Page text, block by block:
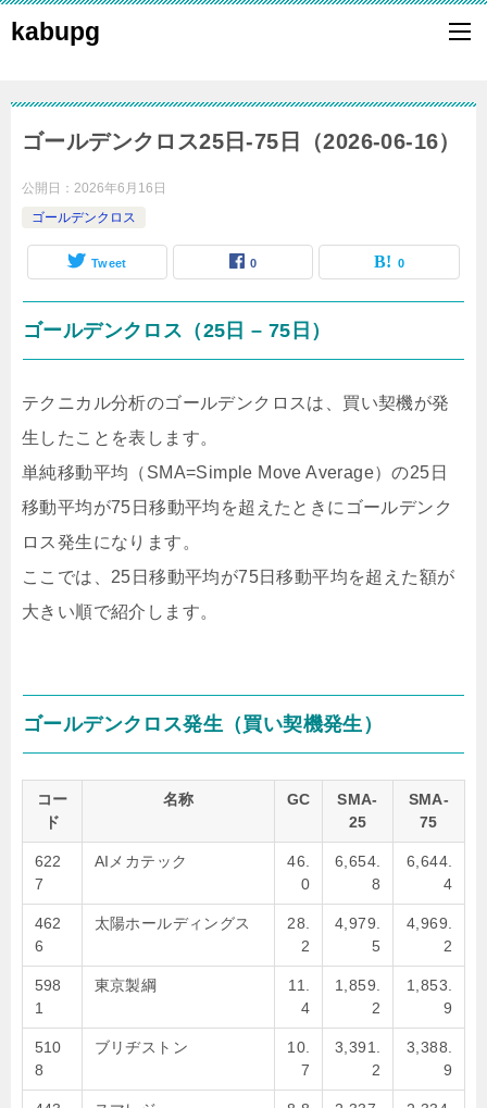
kabupg
ゴールデンクロス25日-75日（2026-06-16）
公開日： 2026年6月16日
ゴールデンクロス
Tweet 0 0
ゴールデンクロス（25日 – 75日）
テクニカル分析のゴールデンクロスは、買い契機が発
生したことを表します。
単純移動平均（SMA=Simple Move Average）の25日
移動平均が75日移動平均を超えたときにゴールデンク
ロス発生になります。
ここでは、25日移動平均が75日移動平均を超えた額が
大きい順で紹介します。
ゴールデンクロス発生（買い契機発生）
コー
ド
名称 GC
SMA-
25
SMA-
75
622
7
AIメカテック
46.
0
6,654.
8
6,644.
4
462
6
太陽ホールディングス
28.
2
4,979.
5
4,969.
2
598
1
東京製綱
11.
4
1,859.
2
1,853.
9
510
8
ブリヂストン
10.
7
3,391.
2
3,388.
9